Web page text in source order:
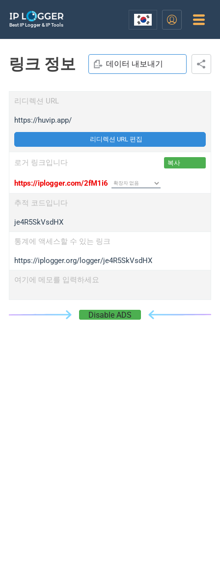
Best IP Logger & IP Tools
링크 정보 데이터 내보내기
리디렉션 URL
https://huvip.app/
리디렉션 URL 편집
로거 링크입니다 복사
https://iplogger.com/2fM1i6
추적 코드입니다
je4R5SkVsdHX
통계에 액세스할 수 있는 링크
https://iplogger.org/logger/je4R5SkVsdHX
여기에 메모를 입력하세요
Disable ADS